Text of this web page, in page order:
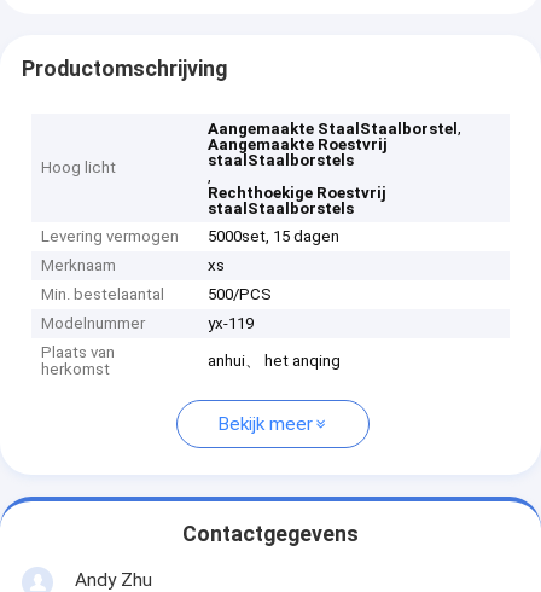
Productomschrijving
Hoog licht
Aangemaakte StaalStaalborstel,
Aangemaakte Roestvrij
staalStaalborstels
,
Rechthoekige Roestvrij
staalStaalborstels
Levering vermogen
5000set, 15 dagen
Merknaam
xs
Min. bestelaantal
500/PCS
Modelnummer
yx-119
Plaats van
herkomst
anhui、 het anqing
Bekijk meer
Contactgegevens
Andy Zhu